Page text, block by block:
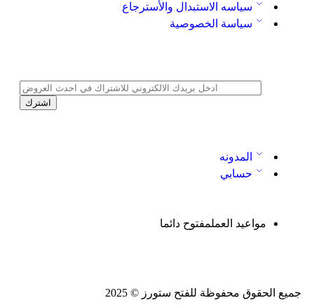
سياسه الاستبدال والأسترجاع
سياسة الخصوصية
المدونه
حسابي
مواعيد العملمفتوح دائما
جميع الحقوق محفوظة للفتح ستورز © 2025